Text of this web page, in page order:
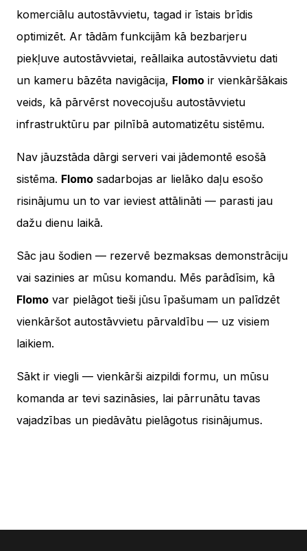
komerciālu autostāvvietu, tagad ir īstais brīdis
optimizēt. Ar tādām funkcijām kā bezbarjeru
piekļuve autostāvvietai, reāllaika autostāvvietu dati
un kameru bāzēta navigācija, Flomo ir vienkāršākais
veids, kā pārvērst novecojušu autostāvvietu
infrastruktūru par pilnībā automatizētu sistēmu.
Nav jāuzstāda dārgi serveri vai jādemontē esošā
sistēma. Flomo sadarbojas ar lielāko daļu esošo
risinājumu un to var ieviest attālināti — parasti jau
dažu dienu laikā.
Sāc jau šodien — rezervē bezmaksas demonstrāciju
vai sazinies ar mūsu komandu. Mēs parādīsim, kā
Flomo var pielāgot tieši jūsu īpašumam un palīdzēt
vienkāršot autostāvvietu pārvaldību — uz visiem
laikiem.
Sākt ir viegli — vienkārši aizpildi formu, un mūsu
komanda ar tevi sazināsies, lai pārrunātu tavas
vajadzības un piedāvātu pielāgotus risinājumus.